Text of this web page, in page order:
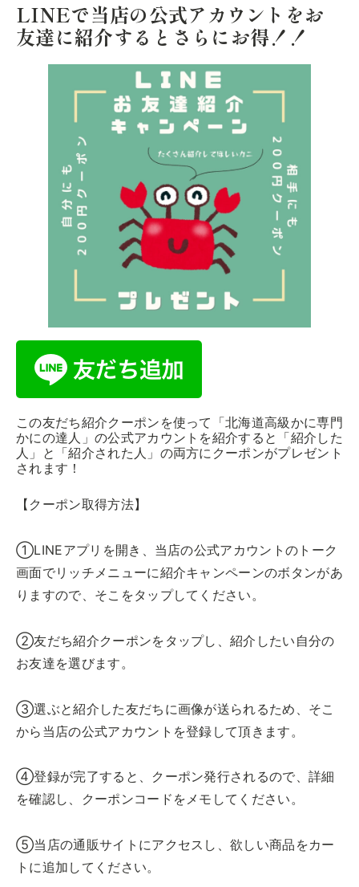
LINEで当店の公式アカウントをお
友達に紹介するとさらにお得！！
この友だち紹介クーポンを使って「北海道高級かに専門
かにの達人」の公式アカウントを紹介すると「紹介した
人」と「紹介された人」の両方にクーポンがプレゼント
されます！
【クーポン取得方法】
①LINEアプリを開き、当店の公式アカウントのトーク
画面でリッチメニューに紹介キャンペーンのボタンがあ
りますので、そこをタップしてください。
②友だち紹介クーポンをタップし、紹介したい自分の
お友達を選びます。
③選ぶと紹介した友だちに画像が送られるため、そこ
から当店の公式アカウントを登録して頂きます。
④登録が完了すると、クーポン発行されるので、詳細
を確認し、クーポンコードをメモしてください。
⑤当店の通販サイトにアクセスし、欲しい商品をカー
トに追加してください。